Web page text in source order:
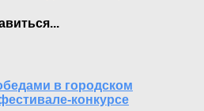
в городском
конкурсе